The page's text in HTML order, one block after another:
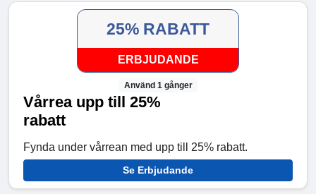
25% RABATT
ERBJUDANDE
Använd 1 gånger
Vårrea upp till 25%
rabatt
Fynda under vårrean med upp till 25% rabatt.
Se Erbjudande